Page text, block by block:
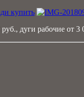
дуги рабочие от 3